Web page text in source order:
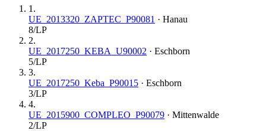
1 .
UE_2013320_ZAPTEC_P90081 · Hanau
8/LP
2.
UE_2017250_KEBA_U90002 · Eschborn
5/LP
3.
UE_2017250_Keba_P90015 · Eschborn
3/LP
4.
UE_2015900_COMPLEO_P90079 · Mittenwalde
2/LP